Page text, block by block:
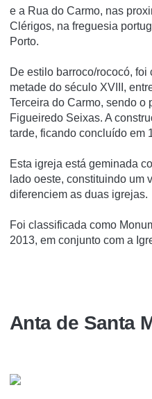
e a Rua do Carmo, nas
Clérigos, na freguesia
Porto.
De estilo barroco/rococó,
metade do século XVIII,
Terceira do Carmo, sendo o
Figueiredo Seixas. A
tarde, ficando concluí­do em
Esta igreja está geminada
lado oeste, constituindo um
diferenciem as duas igrejas.
Foi classificada como
2013, em conjunto com a
Anta de Santa